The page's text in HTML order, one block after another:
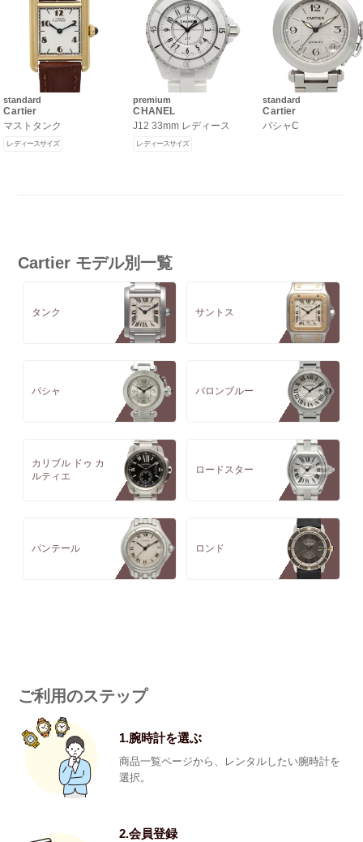
standard
Cartier
マストタンク
レディースサイズ
premium
CHANEL
J12 33mm レディース
レディースサイズ
standard
Cartier
パシャC
Cartier モデル別一覧
タンク サントス
パシャ バロンブルー
カリブル ドゥ カ
ルティエ
ロードスター
パンテール ロンド
ご利用のステップ
1.腕時計を選ぶ
商品一覧ページから、レンタルしたい腕時計を
選択。
2.会員登録